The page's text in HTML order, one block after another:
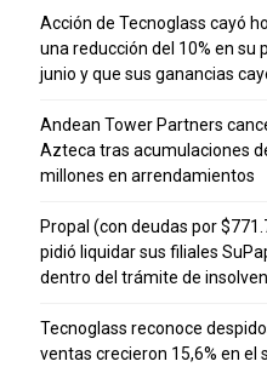
Acción de Tecnoglass cayó
una reducción del 10% en su
junio y que sus ganancias
Andean Tower Partners
Azteca tras acumulaciones
millones en arrendamientos
Propal (con deudas por
pidió liquidar sus filiales
dentro del trámite de
Tecnoglass reconoce
ventas crecieron 15,6% en